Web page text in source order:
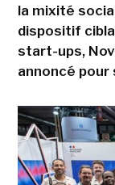
la mixité
dispositif
start-ups,
annoncé